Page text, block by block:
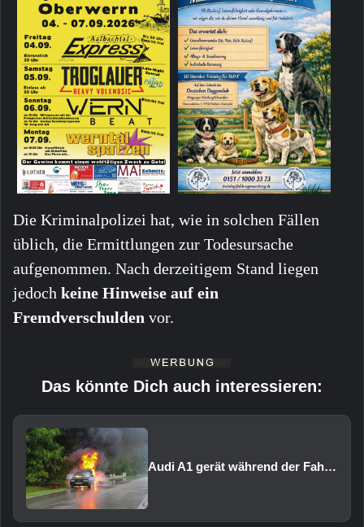
Die Kriminalpolizei hat, wie in solchen Fällen
üblich, die Ermittlungen zur Todesursache
aufgenommen. Nach derzeitigem Stand liegen
jedoch keine Hinweise auf ein
Fremdverschulden vor.
Das könnte Dich auch interessieren:
Audi A1 gerät während der Fahrt in Brand